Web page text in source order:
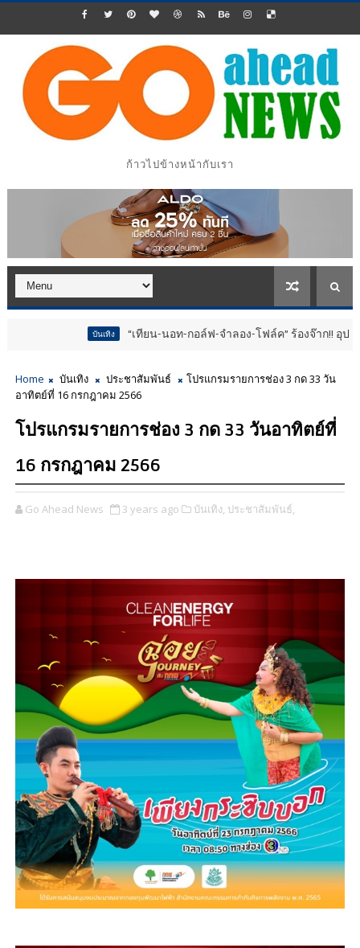
ก้าวไปข้างหน้ากับเรา
“เทียน-นอท-กอล์ฟ-จำลอง-โฟล์ค” ร้องจ๊าก!! อุปกรณ์ม่วนจอย
Home บันเทิง ประชาสัมพันธ์
โปรแกรมรายการช่อง 3 กด 33 วัน
อาทิตย์ที่ 16 กรกฎาคม 2566
โปรแกรมรายการช่อง 3 กด 33 วันอาทิตย์ที่
16 กรกฎาคม 2566
Go Ahead News 3 years ago บันเทิง, ประชาสัมพันธ์,